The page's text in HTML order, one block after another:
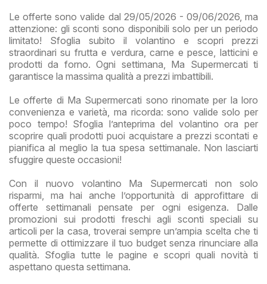
Le offerte sono valide dal 29/05/2026 - 09/06/2026, ma
attenzione: gli sconti sono disponibili solo per un periodo
limitato! Sfoglia subito il volantino e scopri prezzi
straordinari su frutta e verdura, carne e pesce, latticini e
prodotti da forno. Ogni settimana, Ma Supermercati ti
garantisce la massima qualità a prezzi imbattibili.
Le offerte di Ma Supermercati sono rinomate per la loro
convenienza e varietà, ma ricorda: sono valide solo per
poco tempo! Sfoglia l’anteprima del volantino ora per
scoprire quali prodotti puoi acquistare a prezzi scontati e
pianifica al meglio la tua spesa settimanale. Non lasciarti
sfuggire queste occasioni!
Con il nuovo volantino Ma Supermercati non solo
risparmi, ma hai anche l’opportunità di approfittare di
offerte settimanali pensate per ogni esigenza. Dalle
promozioni sui prodotti freschi agli sconti speciali su
articoli per la casa, troverai sempre un’ampia scelta che ti
permette di ottimizzare il tuo budget senza rinunciare alla
qualità. Sfoglia tutte le pagine e scopri quali novità ti
aspettano questa settimana.